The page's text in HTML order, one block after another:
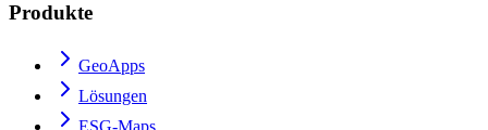
Produkte
GeoApps
Lösungen
ESG-Maps